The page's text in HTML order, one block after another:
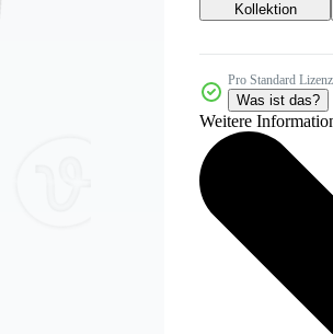
Kollektion
Pro Standard Lizenz
Was ist das?
Weitere